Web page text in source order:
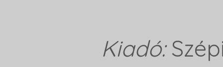
Kiadó: